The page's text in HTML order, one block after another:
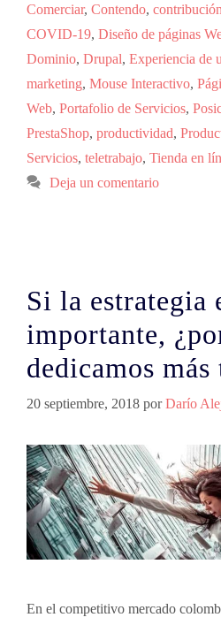
Comerciar, Contendo,
COVID-19, Diseño de páginas
Dominio, Drupal, Experiencia de
marketing, Mouse Interactivo,
Web, Portafolio de Servicios,
PrestaShop, productividad,
Servicios, teletrabajo, Tienda en
Deja un comentario
Si la estrategia
importante,
dedicamos más
20 septiembre, 2018 porDarío
En el competitivo mercado